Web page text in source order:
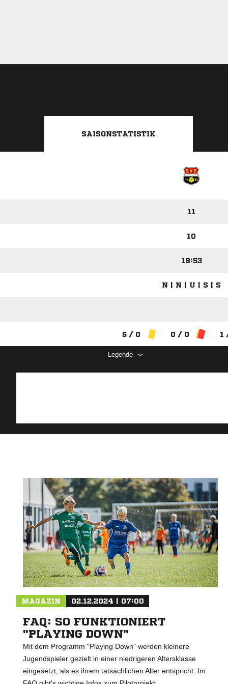
SAISONSTATISTIK
11
10
18:53
N | N | U | S | S
5 / 0 0 / 0 1
Legende
MAGAZIN 02.12.2024 | 07:00
FAQ: SO FUNKTIONIERT
"PLAYING DOWN"
Mit dem Programm "Playing Down" werden kleinere
Jugendspieler gezielt in einer niedrigeren Altersklasse
eingesetzt, als es ihrem tatsächlichen Alter entspricht. Im